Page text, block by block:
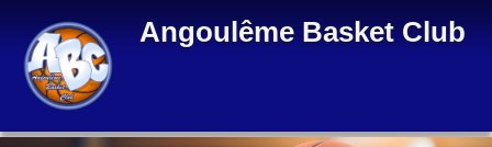
Angoulême Basket Club